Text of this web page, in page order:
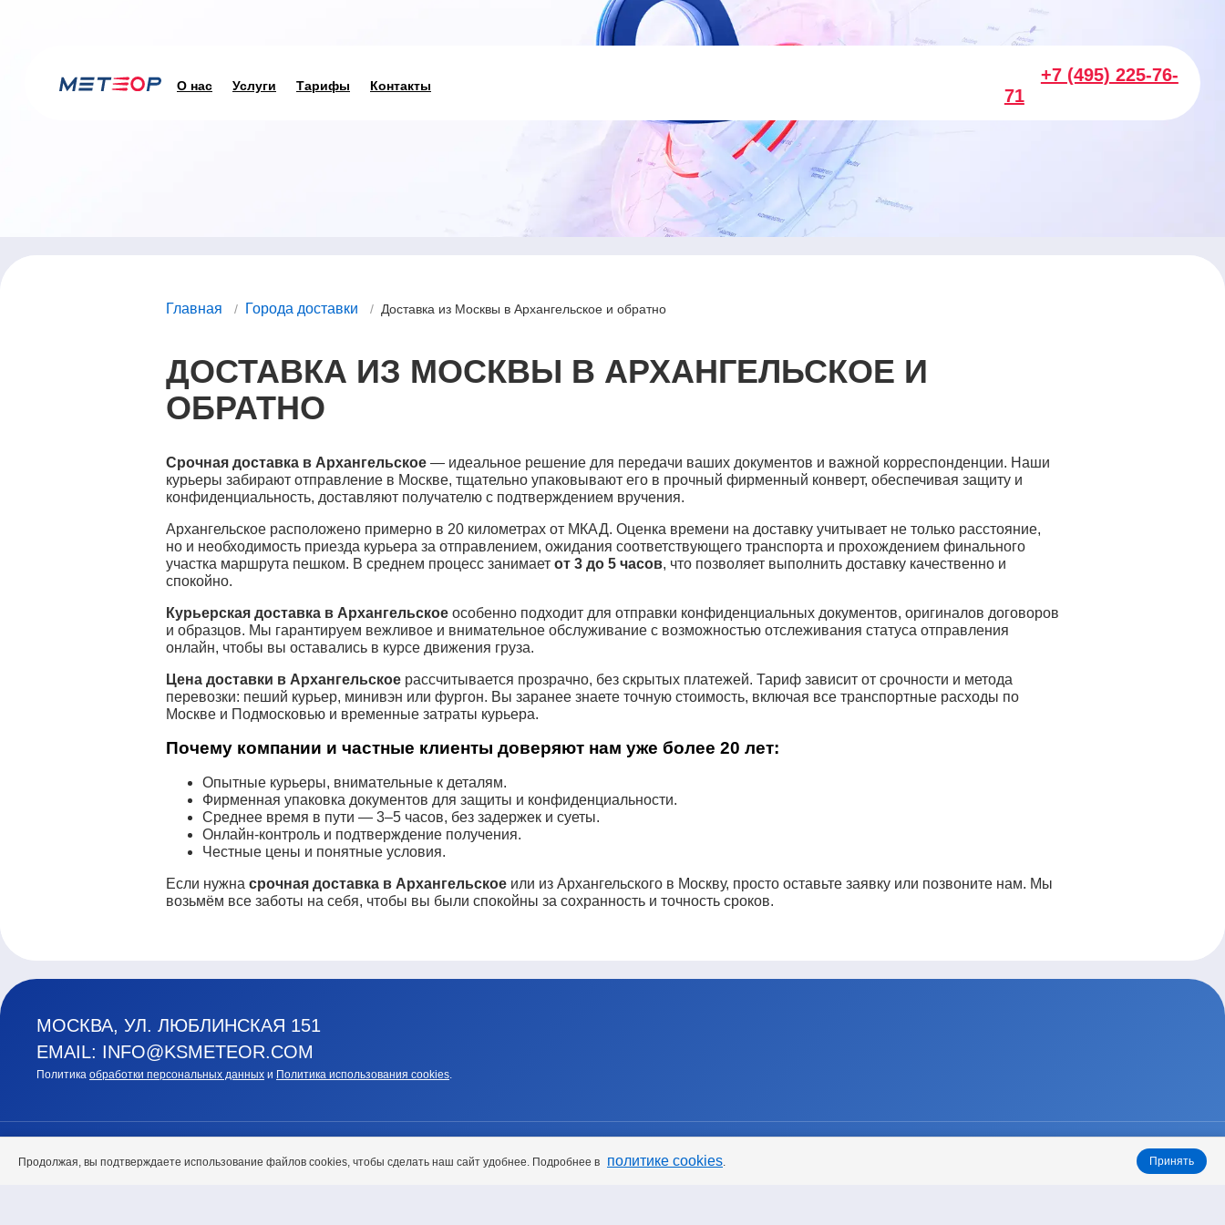
О нас Услуги Тарифы Контакты
+7 (495) 225-76-
71
Главная / Города доставки / Доставка из Москвы в Архангельское и обратно
ДОСТАВКА ИЗ МОСКВЫ В АРХАНГЕЛЬСКОЕ И
ОБРАТНО
Срочная доставка в Архангельское — идеальное решение для передачи ваших документов и важной корреспонденции. Наши
курьеры забирают отправление в Москве, тщательно упаковывают его в прочный фирменный конверт, обеспечивая защиту и
конфиденциальность, доставляют получателю с подтверждением вручения.
Архангельское расположено примерно в 20 километрах от МКАД. Оценка времени на доставку учитывает не только расстояние,
но и необходимость приезда курьера за отправлением, ожидания соответствующего транспорта и прохождением финального
участка маршрута пешком. В среднем процесс занимает от 3 до 5 часов, что позволяет выполнить доставку качественно и
спокойно.
Курьерская доставка в Архангельское особенно подходит для отправки конфиденциальных документов, оригиналов договоров
и образцов. Мы гарантируем вежливое и внимательное обслуживание с возможностью отслеживания статуса отправления
онлайн, чтобы вы оставались в курсе движения груза.
Цена доставки в Архангельское рассчитывается прозрачно, без скрытых платежей. Тариф зависит от срочности и метода
перевозки: пеший курьер, минивэн или фургон. Вы заранее знаете точную стоимость, включая все транспортные расходы по
Москве и Подмосковью и временные затраты курьера.
Почему компании и частные клиенты доверяют нам уже более 20 лет:
Опытные курьеры, внимательные к деталям.
Фирменная упаковка документов для защиты и конфиденциальности.
Среднее время в пути — 3–5 часов, без задержек и суеты.
Онлайн-контроль и подтверждение получения.
Честные цены и понятные условия.
Если нужна срочная доставка в Архангельское или из Архангельского в Москву, просто оставьте заявку или позвоните нам. Мы
возьмём все заботы на себя, чтобы вы были спокойны за сохранность и точность сроков.
МОСКВА, УЛ. ЛЮБЛИНСКАЯ 151
EMAIL: INFO@KSMETEOR.COM
Политика обработки персональных данных и Политика использования cookies.
ГЛАВНАЯ О НАС УСЛУГИ
Продолжая, вы подтверждаете использование файлов cookies, чтобы сделать наш сайт удобнее. Подробнее в политике cookies. Принять